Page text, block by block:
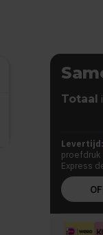
Totaal
Levertijd:
proefdruk
Express